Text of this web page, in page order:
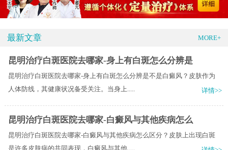
最新文章 MORE+
昆明治疗白斑医院去哪家-身上有白斑怎么分辨是
昆明治疗白斑医院去哪家-身上有白斑怎么分辨是不是白癜风？皮肤作为
人体防线，其健康状况备受关注。当身上.....
详情>>
昆明治疗白斑医院去哪家-白癜风与其他疾病怎么
昆明治疗白斑医院去哪家-白癜风与其他疾病怎么区分？皮肤上出现白斑
是许多皮肤病的共同表现，白癜风与其他.....